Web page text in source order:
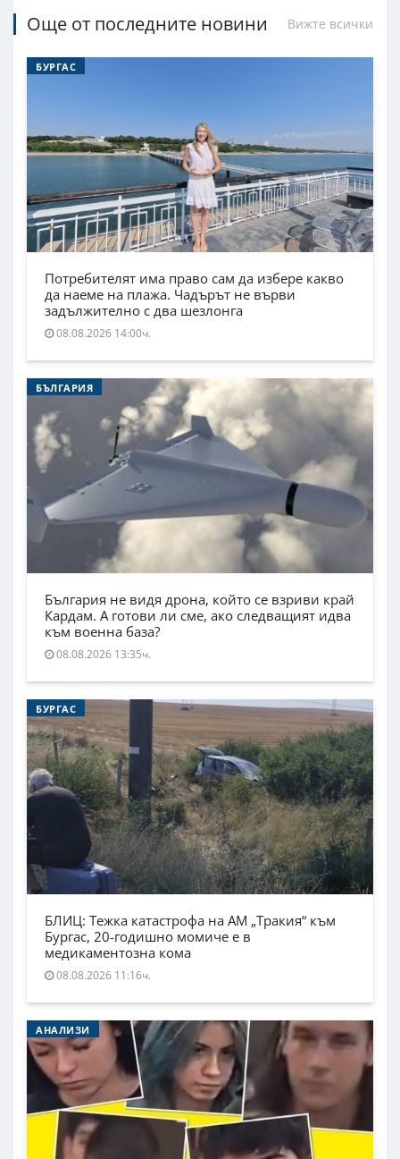
Още от последните новини Вижте всички
БУРГАС
Потребителят има право сам да избере какво
да наеме на плажа. Чадърът не върви
задължително с два шезлонга
08.08.2026 14:00ч.
БЪЛГАРИЯ
България не видя дрона, който се взриви край
Кардам. А готови ли сме, ако следващият идва
към военна база?
08.08.2026 13:35ч.
БУРГАС
БЛИЦ: Тежка катастрофа на АМ „Тракия“ към
Бургас, 20-годишно момиче е в
медикаментозна кома
08.08.2026 11:16ч.
АНАЛИЗИ